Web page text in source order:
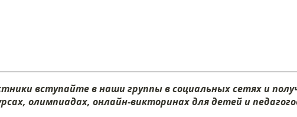
вступайте в наши группы в социальных сетях и
олимпиадах, онлайн-викторинах для детей и